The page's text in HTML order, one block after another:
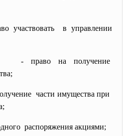
участвовать в управлении
- право на получение
части имущества при
распоряжения акциями;